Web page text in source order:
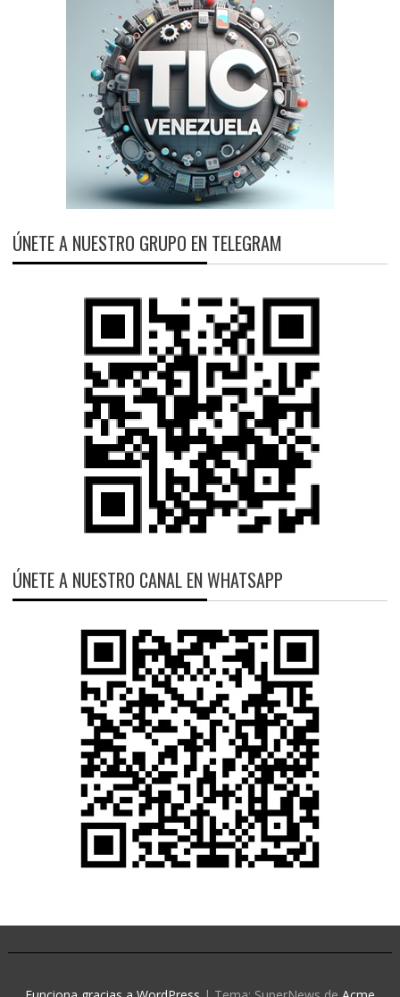
ÚNETE A NUESTRO GRUPO EN TELEGRAM
ÚNETE A NUESTRO CANAL EN WHATSAPP